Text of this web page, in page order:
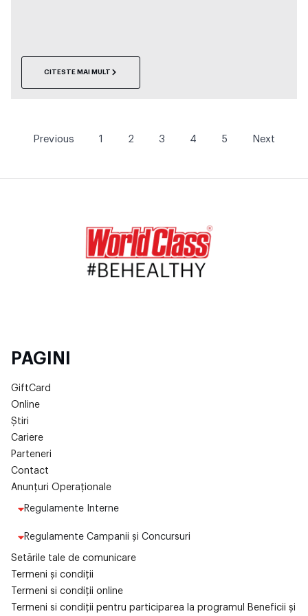
CITESTE MAI MULT
Previous 1 2 3 4 5 Next
PAGINI
GiftCard
Online
Știri
Cariere
Parteneri
Contact
Anunțuri Operaționale
Regulamente Interne
Regulamente Campanii și Concursuri
Setările tale de comunicare
Termeni și condiții
Termeni si condiții online
Termeni si condiții pentru participarea la programul Beneficii și